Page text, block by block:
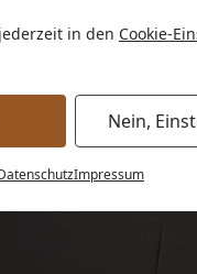
in den Cookie-
Nein,
Impressum